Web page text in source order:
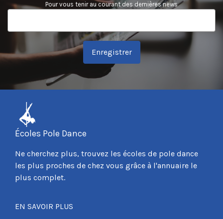
Pour vous tenir au courant des dernières news
Enregistrer
Écoles Pole Dance
Ne cherchez plus, trouvez les écoles de pole dance
les plus proches de chez vous grâce à l'annuaire le
plus complet.
EN SAVOIR PLUS